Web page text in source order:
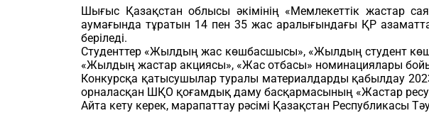
Шығыс Қазақстан облысы әкімінің «Мемлекеттік жастар
аумағында тұратын 14 пен 35 жас аралығындағы ҚР
беріледі.
Студенттер «Жылдың жас көшбасшысы», «Жылдың студент
«Жылдың жастар акциясы», «Жас отбасы» номинациялары
Конкурсқа қатысушылар туралы материалдарды қабылдау
орналасқан ШҚО қоғамдық даму басқармасының «Жастар
Айта кету керек, марапаттау рәсімі Қазақстан Республикасы